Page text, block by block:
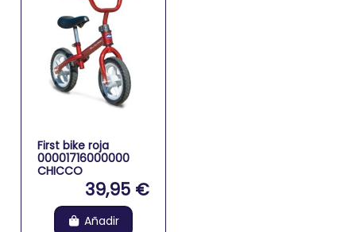
First bike roja
00001716000000
CHICCO
39,95 €
Añadir